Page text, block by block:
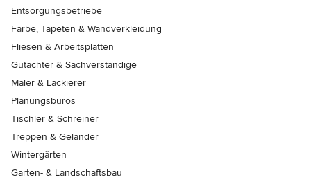
Entsorgungsbetriebe
Farbe, Tapeten & Wandverkleidung
Fliesen & Arbeitsplatten
Gutachter & Sachverständige
Maler & Lackierer
Planungsbüros
Tischler & Schreiner
Treppen & Geländer
Wintergärten
Garten- & Landschaftsbau